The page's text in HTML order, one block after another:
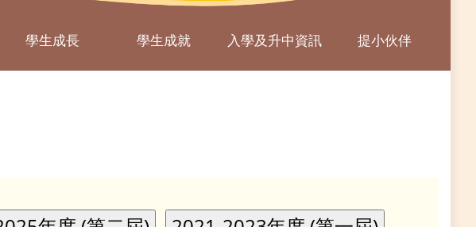
學生成長 學生成就 入學及升中資訊 提小伙伴